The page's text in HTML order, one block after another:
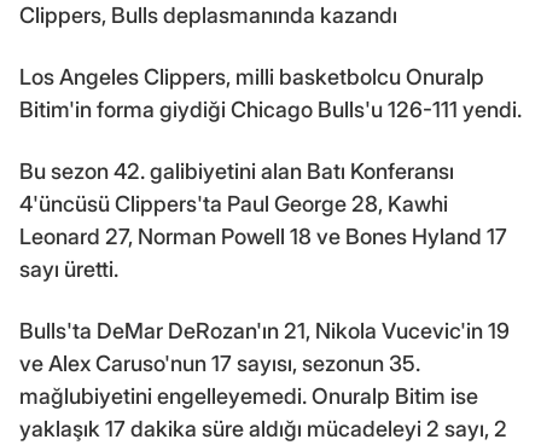
Clippers, Bulls deplasmanında kazandı
Los Angeles Clippers, milli basketbolcu Onuralp
Bitim'in forma giydiği Chicago Bulls'u 126-111 yendi.
Bu sezon 42. galibiyetini alan Batı Konferansı
4'üncüsü Clippers'ta Paul George 28, Kawhi
Leonard 27, Norman Powell 18 ve Bones Hyland 17
sayı üretti.
Bulls'ta DeMar DeRozan'ın 21, Nikola Vucevic'in 19
ve Alex Caruso'nun 17 sayısı, sezonun 35.
mağlubiyetini engelleyemedi. Onuralp Bitim ise
yaklaşık 17 dakika süre aldığı mücadeleyi 2 sayı, 2